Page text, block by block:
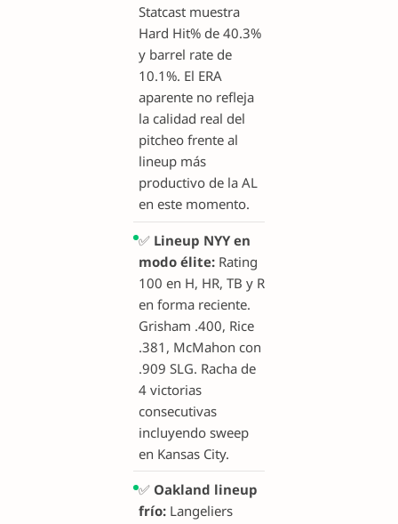
Statcast muestra
Hard Hit% de 40.3%
y barrel rate de
10.1%. El ERA
aparente no refleja
la calidad real del
pitcheo frente al
lineup más
productivo de la AL
en este momento.
✅ Lineup NYY en
modo élite: Rating
100 en H, HR, TB y R
en forma reciente.
Grisham .400, Rice
.381, McMahon con
.909 SLG. Racha de
4 victorias
consecutivas
incluyendo sweep
en Kansas City.
✅ Oakland lineup
frío: Langeliers